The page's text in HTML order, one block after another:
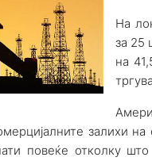
На
за 25
на
залихи
повеќе отколку